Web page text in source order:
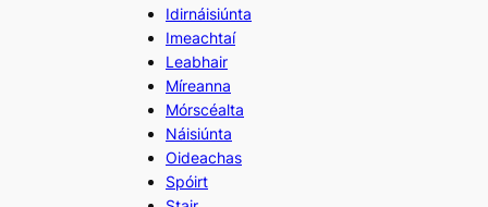
Idirnáisiúnta
Imeachtaí
Leabhair
Míreanna
Mórscéalta
Náisiúnta
Oideachas
Spóirt